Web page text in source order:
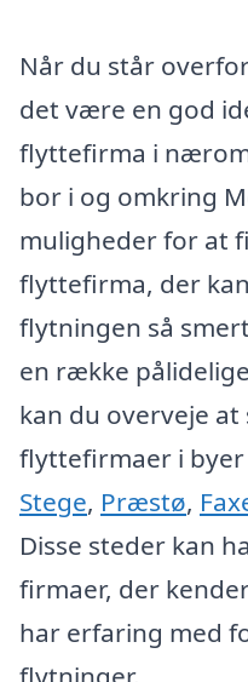
Når du står
det være en god
flyttefirma i
bor i og omkring
muligheder for at
flyttefirma, der
flytningen så
en række
kan du overveje
flyttefirmaer i byer
Stege, Præstø,
Disse steder kan
firmaer, der
har erfaring med